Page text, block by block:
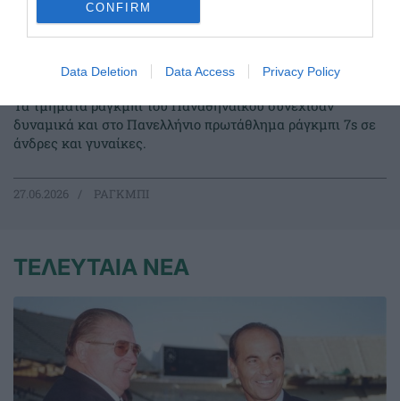
CONFIRM
Data Deletion Data Access Privacy Policy
Συνεχίζει δυναμικά στο 7s
Τα τμήματα ράγκμπι του Παναθηναϊκού συνέχισαν
δυναμικά και στο Πανελλήνιο πρωτάθλημα ράγκμπι 7s σε
άνδρες και γυναίκες.
27.06.2026 ΡΑΓΚΜΠΙ
ΤΕΛΕΥΤΑΙΑ ΝΕΑ